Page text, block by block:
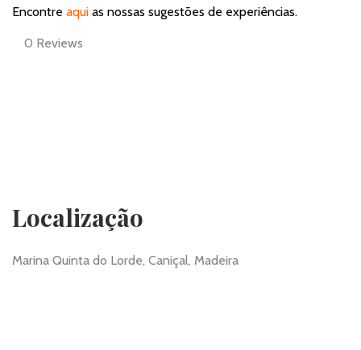
Encontre aqui as nossas sugestões de experiências.
0 Reviews
Localização
Marina Quinta do Lorde, Caniçal, Madeira